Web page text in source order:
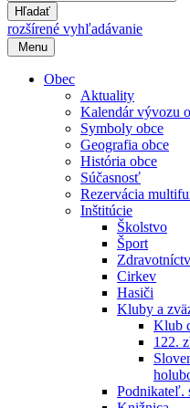
Hľadať
rozšírené vyhľadávanie
Menu
Obec
Aktuality
Kalendár vývozu
Symboly obce
Geografia obce
História obce
Súčasnosť
Rezervácia
Inštitúcie
Školstvo
Šport
Cirkev
Hasiči
Kluby a
Klub
122.
Podnikateľ.